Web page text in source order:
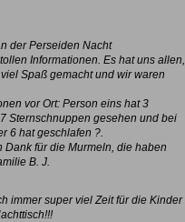
der Perseiden Nacht
Informationen. Es hat uns allen,
Spaß gemacht und wir waren
vor Ort: Person eins hat 3
Sternschnuppen gesehen und bei
6 hat geschlafen ?.
Dank für die Murmeln, die haben
B. J.
immer super viel Zeit für die Kinder